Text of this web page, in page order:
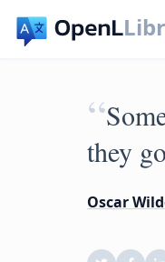
“
they
Oscar